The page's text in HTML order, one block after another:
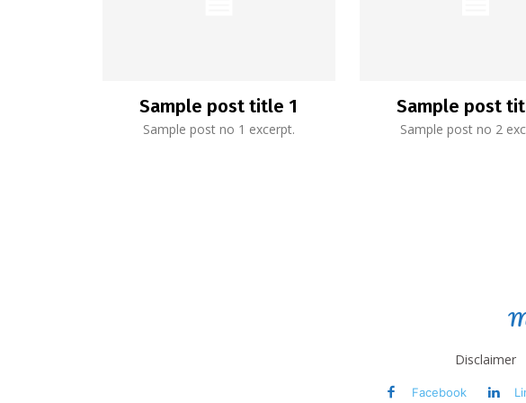
Sample post title 1
Sample post no 1 excerpt.
Sample post
Sample post no 2
Disclaimer
Facebook